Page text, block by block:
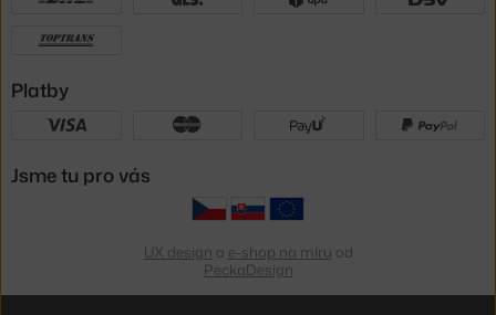
Platby
Jsme tu pro vás
UX design a e-shop na míru od
PeckaDesign